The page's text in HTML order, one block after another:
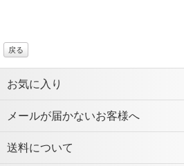
戻る
お気に入り
メールが届かないお客様へ
送料について